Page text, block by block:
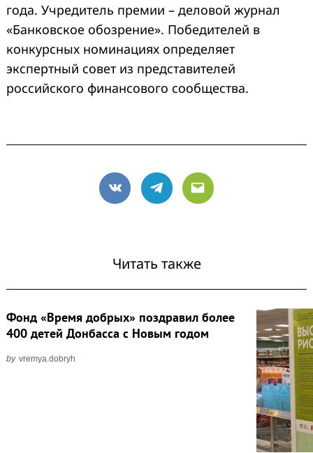
года. Учредитель премии – деловой журнал
«Банковское обозрение». Победителей в
конкурсных номинациях определяет
экспертный совет из представителей
российского финансового сообщества.
VK Telegram
Email
Читать также
Фонд «Время добрых» поздравил более
400 детей Донбасса с Новым годом
by vremya.dobryh